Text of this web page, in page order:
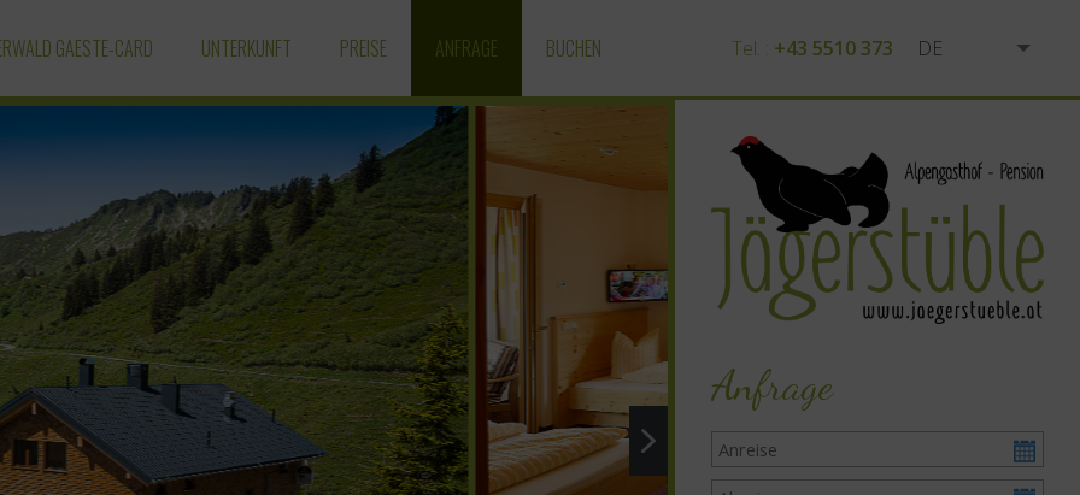
Tel. : +43 5510 373
DE
EN
GAESTE-CARD UNTERKUNFT PREISE ANFRAGE BUCHEN
Anfrage